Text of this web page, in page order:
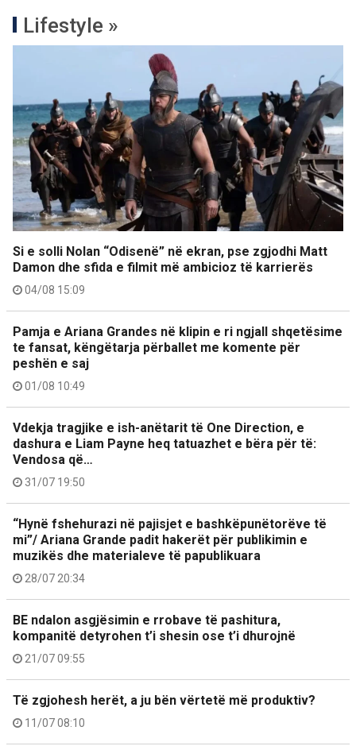
Lifestyle »
Si e solli Nolan “Odisenë” në ekran, pse zgjodhi Matt
Damon dhe sfida e filmit më ambicioz të karrierës
04/08 15:09
Pamja e Ariana Grandes në klipin e ri ngjall shqetësime
te fansat, këngëtarja përballet me komente për
peshën e saj
01/08 10:49
Vdekja tragjike e ish-anëtarit të One Direction, e
dashura e Liam Payne heq tatuazhet e bëra për të:
Vendosa që…
31/07 19:50
“Hynë fshehurazi në pajisjet e bashkëpunëtorëve të
mi”/ Ariana Grande padit hakerët për publikimin e
muzikës dhe materialeve të papublikuara
28/07 20:34
BE ndalon asgjësimin e rrobave të pashitura,
kompanitë detyrohen t’i shesin ose t’i dhurojnë
21/07 09:55
Të zgjohesh herët, a ju bën vërtetë më produktiv?
11/07 08:10